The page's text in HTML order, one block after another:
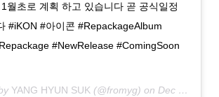
월초로 계획 하고 있습니다 곧 공식일정
#iKON #아이콘 #RepackageAlbum
#NewRelease #ComingSoon
YANG HYUN SUK (@fromyg) on Dec 22, 2018 at 9:40pm PST